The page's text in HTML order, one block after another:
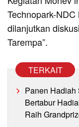
Technopark-
dilanjutkan
Tarempa”.
TERKAIT
Panen
Bertabur
Raih